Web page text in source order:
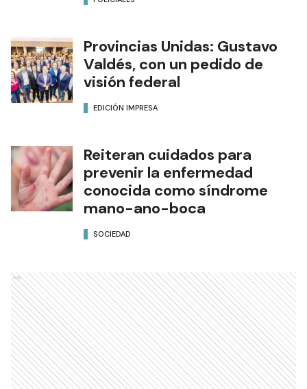
Provincias Unidas: Gustavo
Valdés, con un pedido de
visión federal
EDICIÓN IMPRESA
Reiteran cuidados para
prevenir la enfermedad
conocida como síndrome
mano-ano-boca
SOCIEDAD
Ads